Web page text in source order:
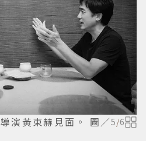
演黃東赫見面。 圖／5/6